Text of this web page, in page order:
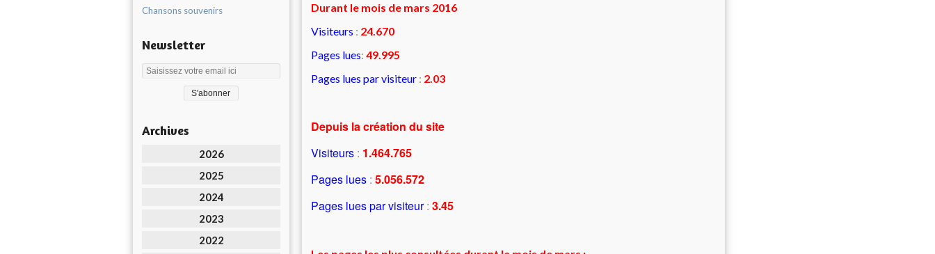
Chansons souvenirs
Newsletter
Archives
2026
2025
2024
2023
2022
Durant le mois de mars 2016
Visiteurs : 24.670
Pages lues: 49.995
Pages lues par visiteur : 2.03
Depuis la création du site
Visiteurs : 1.464.765
Pages lues : 5.056.572
Pages lues par visiteur: 3.45